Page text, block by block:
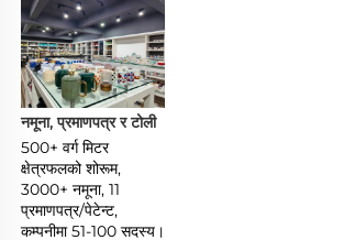
नमूना, प्रमाणपत्र र टोली
500+ वर्ग मिटर
क्षेत्रफलको शोरूम,
3000+ नमूना, 11
प्रमाणपत्र/पेटेन्ट,